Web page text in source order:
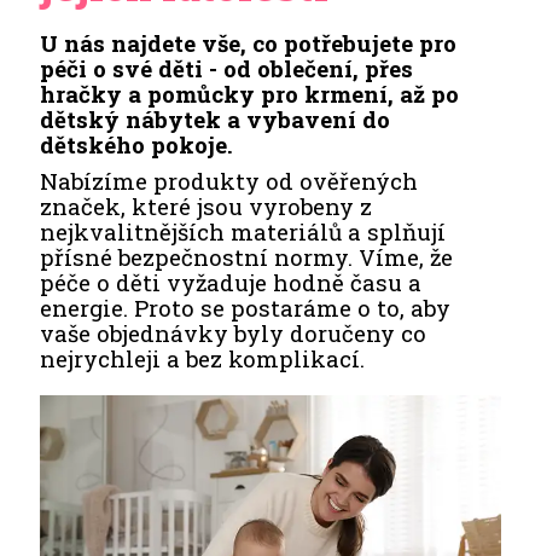
U nás najdete vše, co potřebujete pro
péči o své děti - od oblečení, přes
hračky a pomůcky pro krmení, až po
dětský nábytek a vybavení do
dětského pokoje.
Nabízíme produkty od ověřených
značek, které jsou vyrobeny z
nejkvalitnějších materiálů a splňují
přísné bezpečnostní normy. Víme, že
péče o děti vyžaduje hodně času a
energie. Proto se postaráme o to, aby
vaše objednávky byly doručeny co
nejrychleji a bez komplikací.